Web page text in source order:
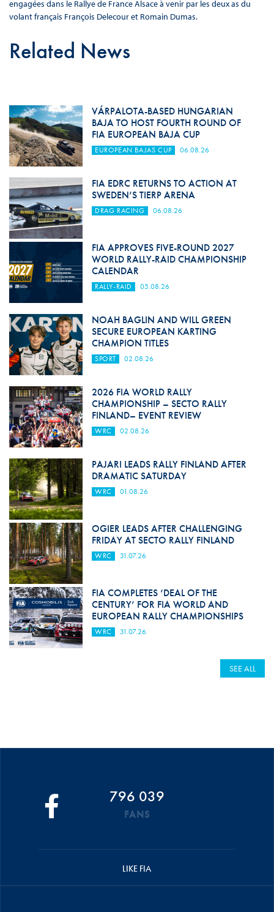
engagées dans le Rallye de France Alsace à venir par les deux as du
volant français François Delecour et Romain Dumas.
Related News
VÁRPALOTA-BASED HUNGARIAN
BAJA TO HOST FOURTH ROUND OF
FIA EUROPEAN BAJA CUP
EUROPEAN BAJAS CUP 06.08.26
FIA EDRC RETURNS TO ACTION AT
SWEDEN’S TIERP ARENA
DRAG RACING 06.08.26
FIA APPROVES FIVE-ROUND 2027
WORLD RALLY-RAID CHAMPIONSHIP
CALENDAR
RALLY-RAID 05.08.26
NOAH BAGLIN AND WILL GREEN
SECURE EUROPEAN KARTING
CHAMPION TITLES
SPORT 02.08.26
2026 FIA WORLD RALLY
CHAMPIONSHIP – SECTO RALLY
FINLAND– EVENT REVIEW
WRC 02.08.26
PAJARI LEADS RALLY FINLAND AFTER
DRAMATIC SATURDAY
WRC 01.08.26
OGIER LEADS AFTER CHALLENGING
FRIDAY AT SECTO RALLY FINLAND
WRC 31.07.26
FIA COMPLETES ‘DEAL OF THE
CENTURY’ FOR FIA WORLD AND
EUROPEAN RALLY CHAMPIONSHIPS
WRC 31.07.26
SEE ALL
796 039
FANS
LIKE FIA